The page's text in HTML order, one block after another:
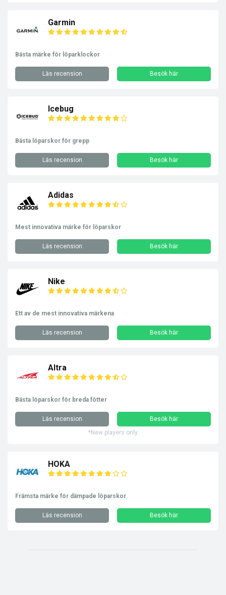
Garmin
Bästa märke för löparklockor
Läs recension Besök här
Icebug
Bästa löparskor för grepp
Läs recension Besök här
Adidas
Mest innovativa märke för löparskor
Läs recension Besök här
Nike
Ett av de mest innovativa märkena
Läs recension Besök här
Altra
Bästa löparskor för breda fötter
Läs recension
Besök här
*New players only
HOKA
Främsta märke för dämpade löparskor
Läs recension Besök här